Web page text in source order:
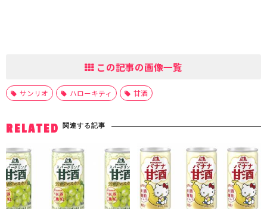
この記事の画像一覧
サンリオ ハローキティ 甘酒
RELATED 関連する記事